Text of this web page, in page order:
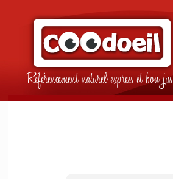
Référencement naturel express et bon